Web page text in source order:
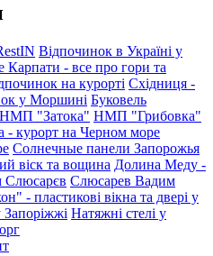
Відпочинок в Україні у
Карпати - все про гори та
на курорті Східниця -
у Моршині Буковель
НМП "Затока" НМП "Грибовка"
- курорт на Черном море
Солнечные панели Запорожья
віск та вощина Долина Меду -
Слюсарєв Слюсарев Вадим
- пластикові вікна та двері у
Натяжні стелі у